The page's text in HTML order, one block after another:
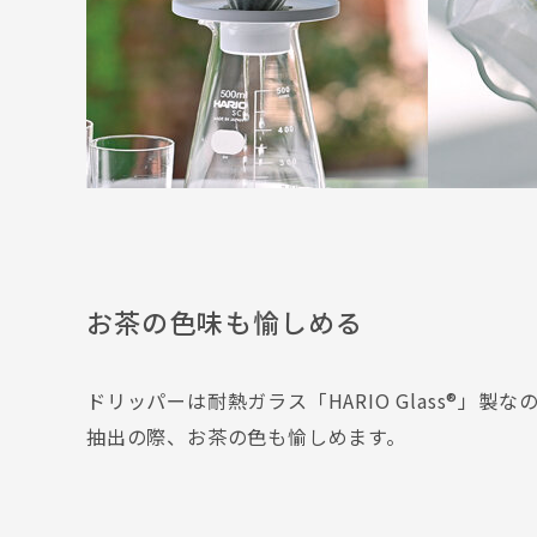
お茶の色味も愉しめる
ドリッパーは耐熱ガラス「HARIO Glass®」製な
抽出の際、お茶の色も愉しめます。